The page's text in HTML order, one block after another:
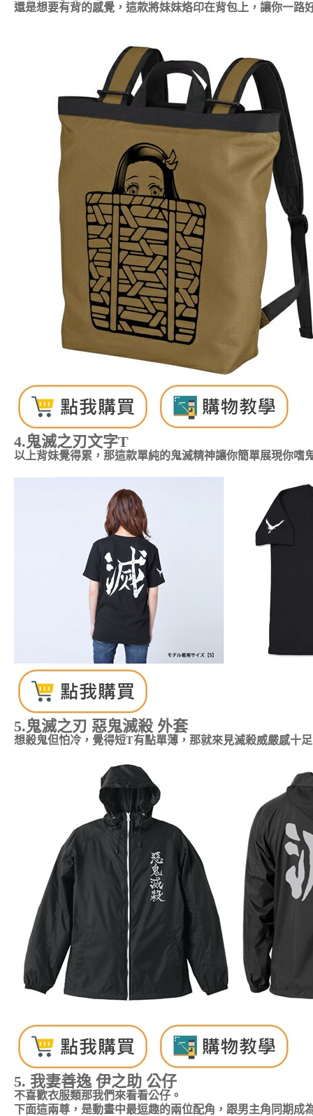
還是想要有背的感覺，這款將妹妹烙印在背包上，讓你一路
4.鬼滅之刃文字T
以上背妹覺得累，那這款單純的鬼滅精神讓你簡單展現你嗜
5.鬼滅之刃 惡鬼滅殺 外套
想殺鬼但怕冷，覺得短T有點單薄，那就來見滅殺威嚴感十
5. 我妻善逸 伊之助 公仔
不喜歡衣服類那我們來看看公仔。
下面這兩尊，是動畫中最逗趣的兩位配角，跟男主角同期成